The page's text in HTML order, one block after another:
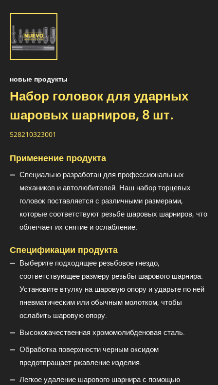
новые продукты
Набор головок для ударных
шаровых шарниров, 8 шт.
528210323001
Применение продукта
Специально разработан для профессиональных
механиков и автолюбителей. Наш набор торцевых
головок поставляется с различными размерами,
которые соответствуют резьбе шаровых шарниров, что
облегчает их снятие и ослабление.
Спецификации продукта
Выберите подходящее резьбовое гнездо,
соответствующее размеру резьбы шарового шарнира.
Установите втулку на шаровую опору и ударьте по ней
пневматическим или обычным молотком, чтобы
ослабить шаровую опору.
Высококачественная хромомолибденовая сталь.
Обработка поверхности черным оксидом
предотвращает ржавление изделия.
Легкое удаление шарового шарнира с помощью